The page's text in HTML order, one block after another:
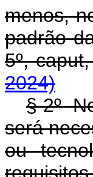
menos,
padrão
5º,
2024)
§ 2º
será
ou